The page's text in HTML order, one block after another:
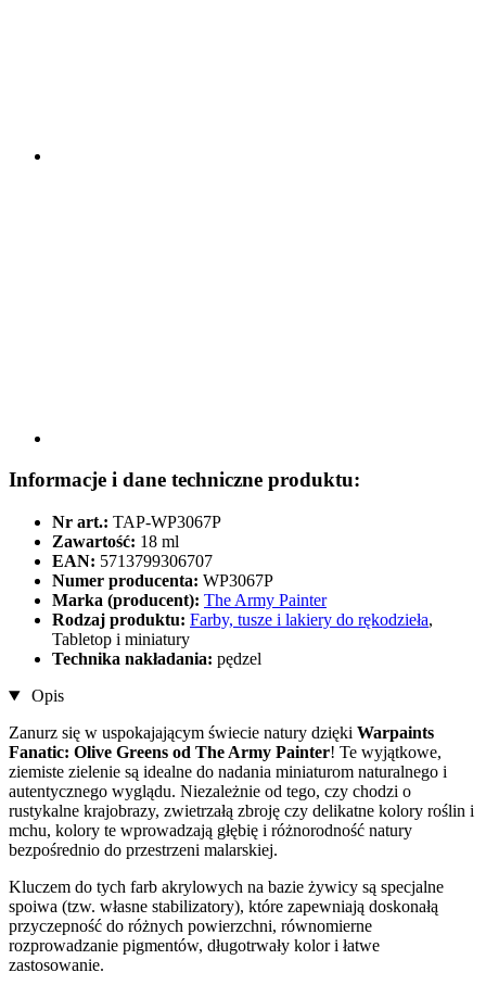
Informacje i dane techniczne produktu:
Nr art.: TAP-WP3067P
Zawartość: 18 ml
EAN: 5713799306707
Numer producenta: WP3067P
Marka (producent): The Army Painter
Rodzaj produktu: Farby, tusze i lakiery do rękodzieła,
Tabletop i miniatury
Technika nakładania: pędzel
Opis
Zanurz się w uspokajającym świecie natury dzięki Warpaints
Fanatic: Olive Greens od The Army Painter! Te wyjątkowe,
ziemiste zielenie są idealne do nadania miniaturom naturalnego i
autentycznego wyglądu. Niezależnie od tego, czy chodzi o
rustykalne krajobrazy, zwietrzałą zbroję czy delikatne kolory roślin i
mchu, kolory te wprowadzają głębię i różnorodność natury
bezpośrednio do przestrzeni malarskiej.
Kluczem do tych farb akrylowych na bazie żywicy są specjalne
spoiwa (tzw. własne stabilizatory), które zapewniają doskonałą
przyczepność do różnych powierzchni, równomierne
rozprowadzanie pigmentów, długotrwały kolor i łatwe
zastosowanie.